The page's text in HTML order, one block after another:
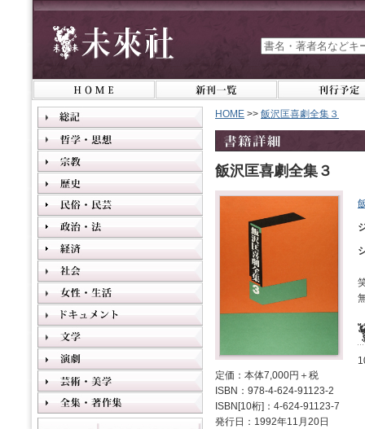
HOME >> 飯沢匡喜劇全集３
飯沢匡喜劇全集３
定価：本体7,000円＋税
ISBN：978-4-624-91123-2
ISBN[10桁]：4-624-91123-7
発行日：1992年11月20日